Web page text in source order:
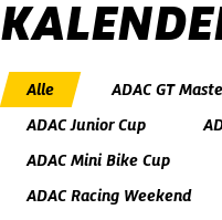
Alle ADAC GT
ADAC Junior Cup
ADAC Mini Bike Cup
ADAC Racing Weekend